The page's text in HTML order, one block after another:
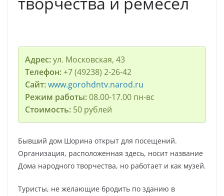
Адрес:ул. Московская, 43
Телефон:+7 (49238) 2-26-42
Сайт:www.gorohdntv.narod.ru
Режим работы:08.00-17.00 пн-вс
Стоимость:50 рублей
Бывший дом Шорина открыт для посещений.
Организация, расположенная здесь, носит название
Дома народного творчества, но работает и как музей.
Туристы, не желающие бродить по зданию в